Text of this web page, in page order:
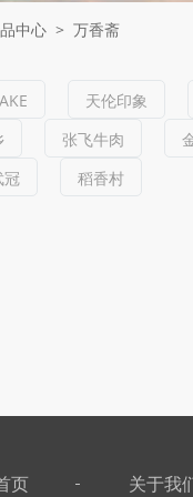
中心 > 万香斋
天伦印象
张飞牛肉
冠 稻香村
页 关于我